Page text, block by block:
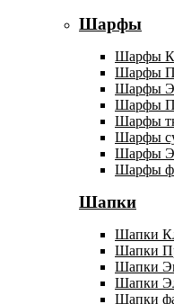
Шарфы
Шарфы
Шарфы
Шарфы
Шарфы
Шарфы
Шарфы
Шарфы
Шарфы
Шапки
Шапки
Шапки
Шапки
Шапки
Шапки